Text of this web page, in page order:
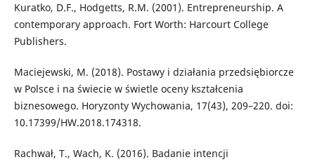
Kuratko, D.F., Hodgetts, R.M. (2001). Entrepreneurship. A
contemporary approach. Fort Worth: Harcourt College
Publishers.
Maciejewski, M. (2018). Postawy i działania przedsiębiorcze
w Polsce i na świecie w świetle oceny kształcenia
biznesowego. Horyzonty Wychowania, 17(43), 209–220. doi:
10.17399/HW.2018.174318.
Rachwał, T., Wach, K. (2016). Badanie intencji